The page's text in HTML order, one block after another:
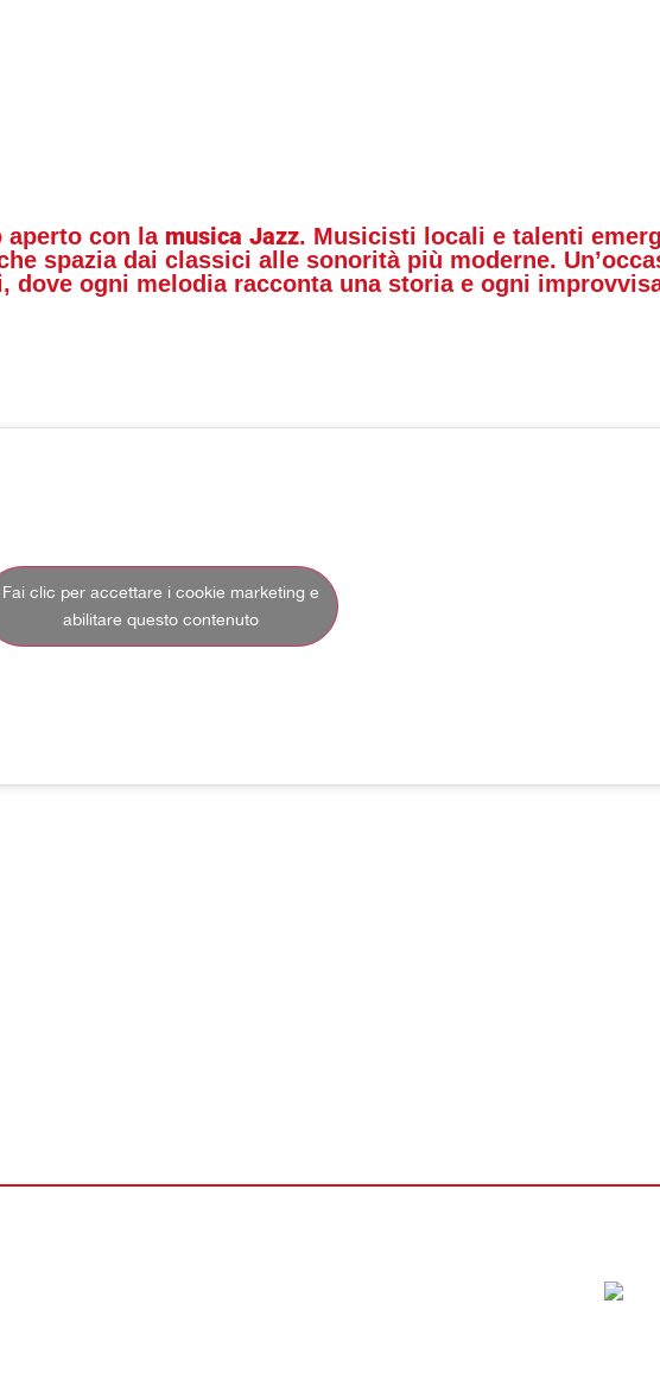
aperto con la musica Jazz. Musicisti locali e talenti
spazia dai classici alle sonorità più moderne.
ogni melodia racconta una storia e ogni
Fai clic per accettare i cookie marketing e
abilitare questo contenuto